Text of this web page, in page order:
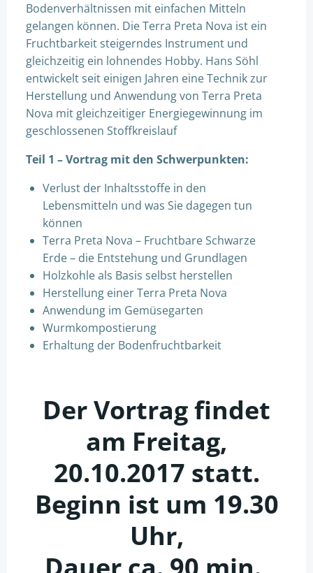
Bodenverhältnissen mit einfachen Mitteln
gelangen können. Die Terra Preta Nova ist ein
Fruchtbarkeit steigerndes Instrument und
gleichzeitig ein lohnendes Hobby. Hans Söhl
entwickelt seit einigen Jahren eine Technik zur
Herstellung und Anwendung von Terra Preta
Nova mit gleichzeitiger Energiegewinnung im
geschlossenen Stoffkreislauf
Teil 1 – Vortrag mit den Schwerpunkten:
Verlust der Inhaltsstoffe in den
Lebensmitteln und was Sie dagegen tun
können
Terra Preta Nova – Fruchtbare Schwarze
Erde – die Entstehung und Grundlagen
Holzkohle als Basis selbst herstellen
Herstellung einer Terra Preta Nova
Anwendung im Gemüsegarten
Wurmkompostierung
Erhaltung der Bodenfruchtbarkeit
Der Vortrag findet
am Freitag,
20.10.2017 statt.
Beginn ist um 19.30
Uhr,